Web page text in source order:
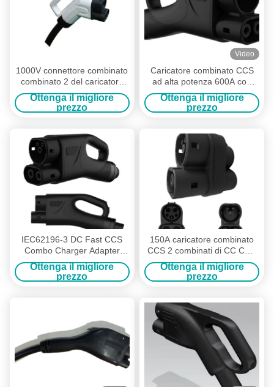
1000V connettore combinato
combinato 2 del caricatore
CCS di CC 80A CCS con 5M
Cable
Ottenga il migliore
prezzo
Video
Caricatore combinato CCS
ad alta potenza 600A con
raffreddamento a liquido
IEC62196-3
Ottenga il migliore
prezzo
IEC62196-3 DC Fast CCS
Combo Charger Adapter
Resistenza di isolamento
IP69K
Ottenga il migliore
prezzo
150A caricatore combinato
CCS 2 combinati di CC CCS
adattatore combinato di CCS
al 1
Ottenga il migliore
prezzo